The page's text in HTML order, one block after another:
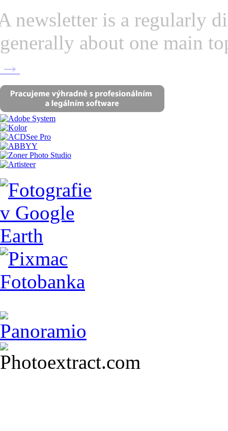
newsletter is a regularly
generally about one main
→